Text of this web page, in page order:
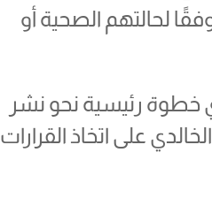
لحالتهم الصحية أو
خطوة رئيسية نحو نشر
على اتخاذ القرارات